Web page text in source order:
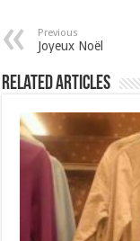
Previous
Joyeux Noël
Related Articles